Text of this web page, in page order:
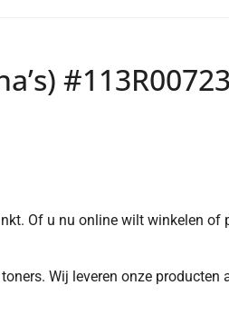
#113R00723
Of u nu online wilt winkelen of
Wij leveren onze producten